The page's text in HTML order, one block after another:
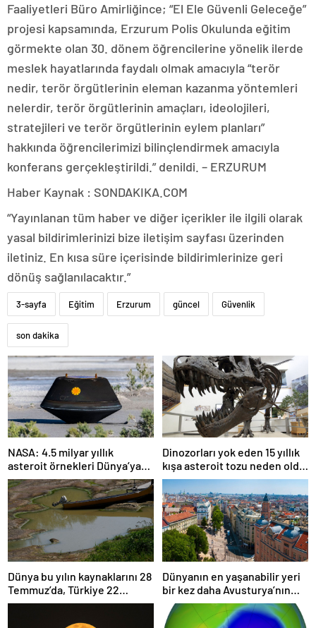
Faaliyetleri Büro Amirliğince; “El Ele Güvenli Geleceğe”
projesi kapsamında, Erzurum Polis Okulunda eğitim
görmekte olan 30. dönem öğrencilerine yönelik ilerde
meslek hayatlarında faydalı olmak amacıyla “terör
nedir, terör örgütlerinin eleman kazanma yöntemleri
nelerdir, terör örgütlerinin amaçları, ideolojileri,
stratejileri ve terör örgütlerinin eylem planları”
hakkında öğrencilerimizi bilinçlendirmek amacıyla
konferans gerçekleştirildi.” denildi. – ERZURUM
Haber Kaynak : SONDAKIKA.COM
“Yayınlanan tüm haber ve diğer içerikler ile ilgili olarak
yasal bildirimlerinizi bize iletişim sayfası üzerinden
iletiniz. En kısa süre içerisinde bildirimlerinize geri
dönüş sağlanılacaktır.”
3-sayfa Eğitim Erzurum güncel Güvenlik
son dakika
NASA: 4.5 milyar yıllık
asteroit örnekleri Dünya’ya
getirildi; yaşamın
başlangıcına ışık tutabilir
Dinozorları yok eden 15 yıllık
kışa asteroit tozu neden oldu
| Araştırma
Dünya bu yılın kaynaklarını 28
Temmuz’da, Türkiye 22
Haziran’da tüketti
Dünyanın en yaşanabilir yeri
bir kez daha Avusturya’nın
başkenti Viyana oldu